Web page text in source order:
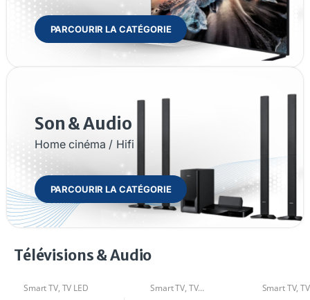
PARCOURIR LA CATÉGORIE
Son & Audio
Home cinéma / Hifi
PARCOURIR LA CATÉGORIE
Télévisions & Audio
Smart TV, TV LED
Smart TV, TV
Smart TV,